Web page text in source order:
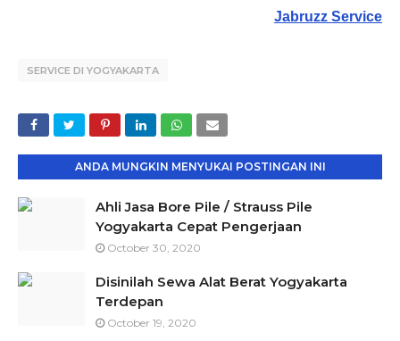
Jabruzz Service
SERVICE DI YOGYAKARTA
ANDA MUNGKIN MENYUKAI POSTINGAN INI
Ahli Jasa Bore Pile / Strauss Pile
Yogyakarta Cepat Pengerjaan
October 30, 2020
Disinilah Sewa Alat Berat Yogyakarta
Terdepan
October 19, 2020